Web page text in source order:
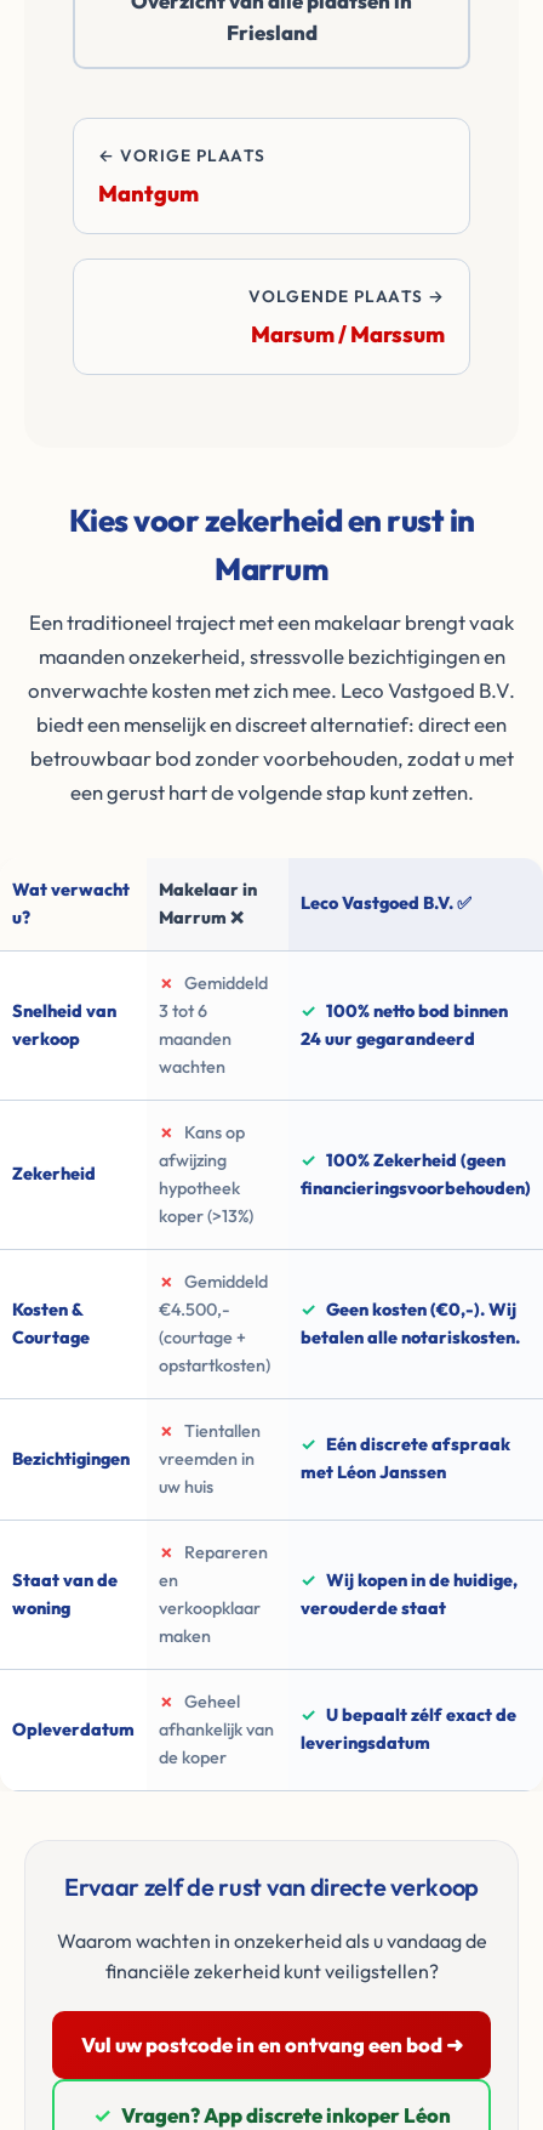
betalen alle
overdrachtskosten
en notariskosten van
Friesland
← VORIGE PLAATS
Mantgum
VOLGENDE PLAATS →
Marsum / Marssum
Kies voor zekerheid en rust in
Marrum
Een traditioneel traject met een makelaar brengt vaak
maanden onzekerheid, stressvolle bezichtigingen en
onverwachte kosten met zich mee. Leco Vastgoed B.V.
biedt een menselijk en discreet alternatief: direct een
betrouwbaar bod zonder voorbehouden, zodat u met
een gerust hart de volgende stap kunt zetten.
Wat verwacht
u?
Makelaar in
Marrum ❌
Leco Vastgoed B.V. ✅
Snelheid van
verkoop
✗
Gemiddeld
3 tot 6
maanden
wachten
✓ 100% netto bod binnen
24 uur gegarandeerd
Zekerheid
✗
Kans op
afwijzing
hypotheek
koper (>13%)
✓ 100% Zekerheid (geen
financieringsvoorbehouden)
Kosten &
Courtage
✗
Gemiddeld
€4.500,-
(courtage +
opstartkosten)
✓ Geen kosten (€0,-). Wij
betalen alle notariskosten.
Bezichtigingen
✗
Tientallen
vreemden in
uw huis
✓ Eén discrete afspraak
met Léon Janssen
Staat van de
woning
✗
Repareren
en
verkoopklaar
maken
✓ Wij kopen in de huidige,
verouderde staat
Opleverdatum
✗
Geheel
afhankelijk van
de koper
✓ U bepaalt zélf exact de
leveringsdatum
Ervaar zelf de rust van directe verkoop
Waarom wachten in onzekerheid als u vandaag de
financiële zekerheid kunt veiligstellen?
Vul uw postcode in en ontvang een bod ➜
✓ Vragen? App discrete inkoper Léon